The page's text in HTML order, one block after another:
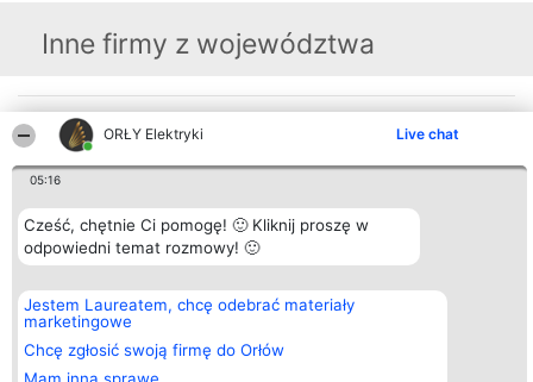
ORŁY Elektryki Live chat
05:16
Cześć, chętnie Ci pomogę! 🙂 Kliknij proszę w
odpowiedni temat rozmowy! 🙂
Jestem Laureatem, chcę odebrać materiały
marketingowe
Chcę zgłosić swoją firmę do Orłów
Inne firmy z województwa
Organizator plebiscytu
Bright Side Solutions sp. z o.
ul. Ruska 22
KRS 0000749100 | Regon
381313360 | NIP 8943132676
+48 508 492 400
Zasady
Regulamin
Polityka
Prywatności